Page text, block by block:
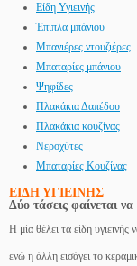
Είδη Υγιεινής
Έπιπλα μπάνιου
Μπανιέρες ντουζιέρες
Μπαταρίες μπάνιου
Ψηφίδες
Πλακάκια Δαπέδου
Πλακάκια κουζίνας
Νεροχύτες
Μπαταρίες Κουζίνας
ΕΙΔΗ ΥΓΙΕΙΝΗΣ
Δύο τάσεις φαίνεται
Η μία θέλει τα είδη
ενώ η άλλη εισάγει το